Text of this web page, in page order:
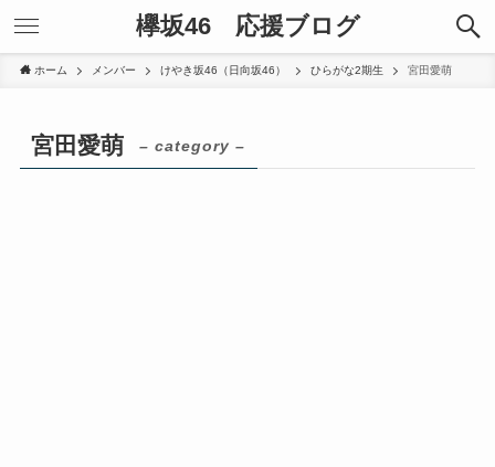
欅坂46 応援ブログ
ホーム メンバー けやき坂46（日向坂46） ひらがな2期生 宮田愛萌
宮田愛萌 – category –